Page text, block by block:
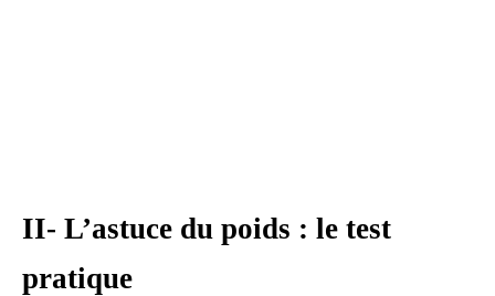
II- L’astuce du poids : le test
pratique